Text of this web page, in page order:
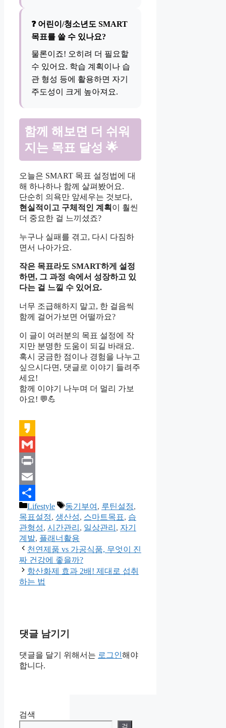
❓ 어린이/청소년도 SMART
목표를 쓸 수 있나요?
물론이죠! 오히려 더 필요할
수 있어요. 학습 계획이나 습
관 형성 등에 활용하면 자기
주도성이 크게 높아져요.
함께 해보면 더 쉬워
지는 목표 달성 🌟
오늘은 SMART 목표 설정법에 대
해 하나하나 함께 살펴봤어요.
단순히 의욕만 앞세우는 것보다,
현실적이고 구체적인 계획 이 훨씬
더 중요한 걸 느끼셨죠?
누구나 실패를 겪고, 다시 다짐하
면서 나아가요.
작은 목표라도 SMART하게 설정
하면, 그 과정 속에서 성장하고 있
다는 걸 느낄 수 있어요.
너무 조급해하지 말고, 한 걸음씩
함께 걸어가보면 어떨까요?
이 글이 여러분의 목표 설정에 작
지만 분명한 도움이 되길 바래요.
혹시 궁금한 점이나 경험을 나누고
싶으시다면, 댓글로 이야기 들려주
세요!
함께 이야기 나누며 더 멀리 가보
아요! 💬💪
Kakao
Gmail
Print
Email
Share
카
테
고
리
Lifestyle
태
그
동기부여 , 루틴설정,
목표설정, 생산성, 스마트목표, 습
관형성, 시간관리 , 일상관리 , 자기
계발, 플래너활용
천연제품 vs 가공식품, 무엇이 진
짜 건강에 좋을까?
항산화제 효과 2배! 제대로 섭취
하는 법
댓글 남기기
댓글을 달기 위해서는 로그인해야
합니다.
검색
검